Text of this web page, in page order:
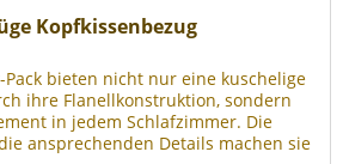
Kopfkissenbezug
Pack bieten nicht nur eine kuschelige
ihre Flanellkonstruktion, sondern
in jedem Schlafzimmer. Die
ansprechenden Details machen sie